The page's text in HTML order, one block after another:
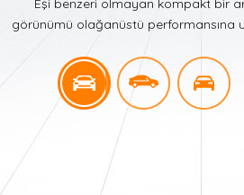
Eşi benzeri olmayan kompakt bir
görünümü olağanüstü performansına